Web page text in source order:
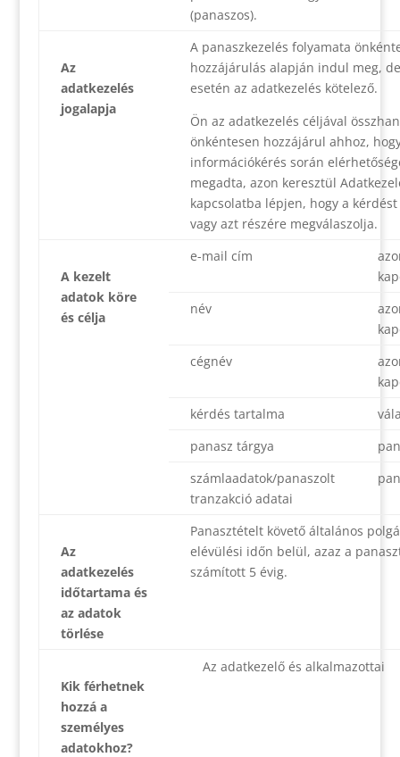
(panaszos).
Az
adatkezelés
jogalapja
A panaszkezelés folyamata
hozzájárulás alapján indul meg,
esetén az adatkezelés kötelező.
Ön az adatkezelés céljával
önkéntesen hozzájárul ahhoz,
információkérés során
megadta, azon keresztül
kapcsolatba lépjen, hogy a
vagy azt részére megválaszolja.
A kezelt
adatok köre
és célja
e-mail cím
név
cégnév
kérdés tartalma
panasz tárgya
számlaadatok/panaszolt
tranzakció adatai
Az
adatkezelés
időtartama és
az adatok
törlése
Panasztételt követő általános
elévülési időn belül, azaz a
számított 5 évig.
Kik férhetnek
hozzá a
személyes
adatokhoz?
Az adatkezelő és alkalmazottai